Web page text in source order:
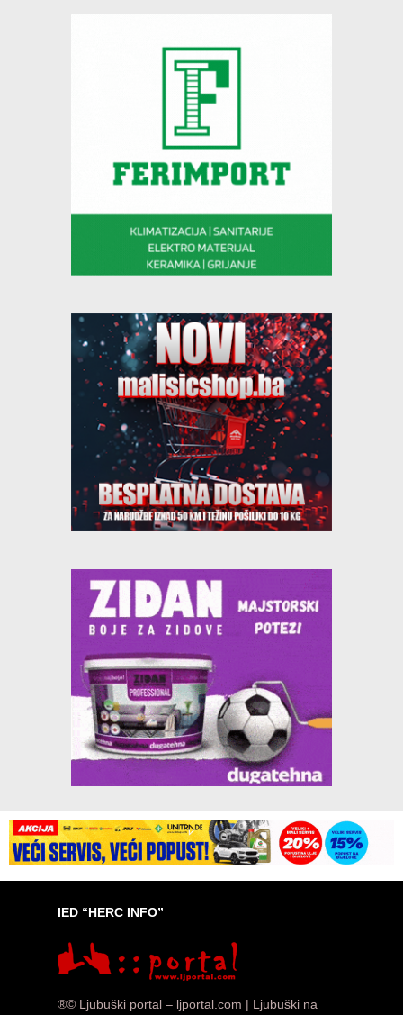
IED “HERC INFO”
®© Ljubuški portal – ljportal.com | Ljubuški na